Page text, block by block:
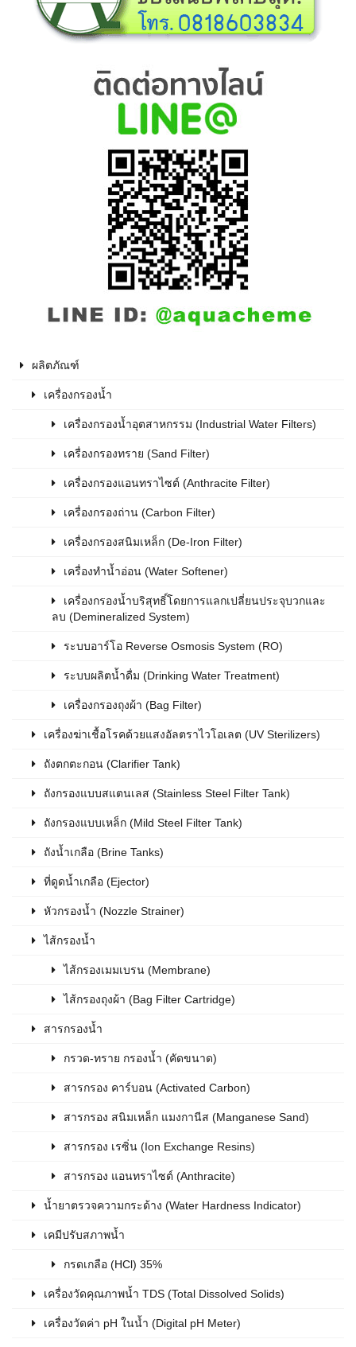
ผลิตภัณฑ์
เครื่องกรองน้ำ
เครื่องกรองน้ำอุตสาหกรรม (Industrial Water Filters)
เครื่องกรองทราย (Sand Filter)
เครื่องกรองแอนทราไซต์ (Anthracite Filter)
เครื่องกรองถ่าน (Carbon Filter)
เครื่องกรองสนิมเหล็ก (De-Iron Filter)
เครื่องทำน้ำอ่อน (Water Softener)
เครื่องกรองน้ำบริสุทธิ์โดยการแลกเปลี่ยนประจุบวกและ
ลบ (Demineralized System)
ระบบอาร์โอ Reverse Osmosis System (RO)
ระบบผลิตน้ำดื่ม (Drinking Water Treatment)
เครื่องกรองถุงผ้า (Bag Filter)
เครื่องฆ่าเชื้อโรคด้วยแสงอัลตราไวโอเลต (UV Sterilizers)
ถังตกตะกอน (Clarifier Tank)
ถังกรองแบบสแตนเลส (Stainless Steel Filter Tank)
ถังกรองแบบเหล็ก (Mild Steel Filter Tank)
ถังน้ำเกลือ (Brine Tanks)
ที่ดูดน้ำเกลือ (Ejector)
หัวกรองน้ำ (Nozzle Strainer)
ไส้กรองน้ำ
ไส้กรองเมมเบรน (Membrane)
ไส้กรองถุงผ้า (Bag Filter Cartridge)
สารกรองน้ำ
กรวด-ทราย กรองน้ำ (คัดขนาด)
สารกรอง คาร์บอน (Activated Carbon)
สารกรอง สนิมเหล็ก แมงกานีส (Manganese Sand)
สารกรอง เรซิ่น (Ion Exchange Resins)
สารกรอง แอนทราไซต์ (Anthracite)
น้ำยาตรวจความกระด้าง (Water Hardness Indicator)
เคมีปรับสภาพน้ำ
กรดเกลือ (HCl) 35%
เครื่องวัดคุณภาพน้ำ TDS (Total Dissolved Solids)
เครื่องวัดค่า pH ในน้ำ (Digital pH Meter)